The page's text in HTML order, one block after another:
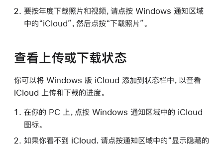
要按年度下载照片和视频，请点按 Windows 通知区域
中的“iCloud”，然后点按“下载照片”。
查看上传或下载状态
你可以将 Windows 版 iCloud 添加到状态栏中，以查看
iCloud 上传和下载的进度。
在你的 PC 上，点按 Windows 通知区域中的 iCloud
图标。
如果你看不到 iCloud，请点按通知区域中的“显示隐藏的